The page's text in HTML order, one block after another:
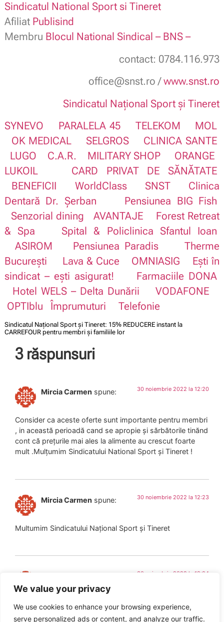
We value your privacy
We use cookies to enhance your browsing experience,
serve personalized ads or content, and analyze our traffic.
Sindicatul National Sport si Tineret
Afiliat Publisind
Membru Blocul National Sindical – BNS –
contact: 0784.116.973
office@snst.ro /www.snst.ro
Sindicatul Național Sport și Tineret
SYNEVO
PARALELA 45 TELEKOM
MOL
OK MEDICAL
SELGROS
CLINICA SANTE
LUGO
C.A.R. MILITARY SHOP
ORANGE
LUKOIL
CARD PRIVAT DE SĂNĂTATE
BENEFICII
WorldClass SNST
Clinica
Dentară Dr. Șerban
Pensiunea BIG Fish
Senzorial dining
AVANTAJE
Forest Retreat
& Spa
Spital & Policlinica Sfantul Ioan
ASIROM
Pensiunea Paradis
Therme
București
Lava & Cuce OMNIASIG
Ești în
sindicat – ești asigurat!
Farmaciile DONA
Hotel WELS – Delta Dunării
VODAFONE
OPTIblu
Împrumuturi Telefonie
Sindicatul Național Sport și Tineret: 15% REDUCERE instant la
CARREFOUR pentru membri și familiile lor
3 răspunsuri
Mircia Carmen spune: 30 noiembrie 2022 la 12:20
Consider ca aceste oferte sunt importante pentru membri
, in această perioadă cand se apropie și sărbătorile tinănd
cont că prețurile mai ales la alimente au crescut foarte
mult .Mulțumim Sindicatului National Sport și Tineret !
Mircia Carmen spune: 30 noiembrie 2022 la 12:23
Multumim Sindicatului Național Sport și Tineret
30 noiembrie 2022 la 12:24
Mulțumesc !